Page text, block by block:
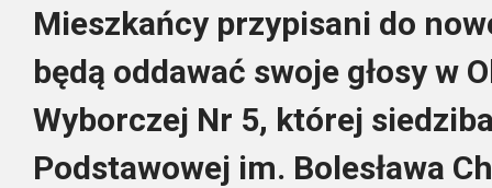
Mieszkańcy przypisani do
będą oddawać swoje głosy w
Wyborczej Nr 5, której
Podstawowej im. Bolesława